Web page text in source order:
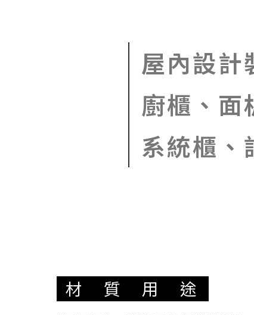
屋內設計
廚櫃、面
系統櫃、
材 質 用 途